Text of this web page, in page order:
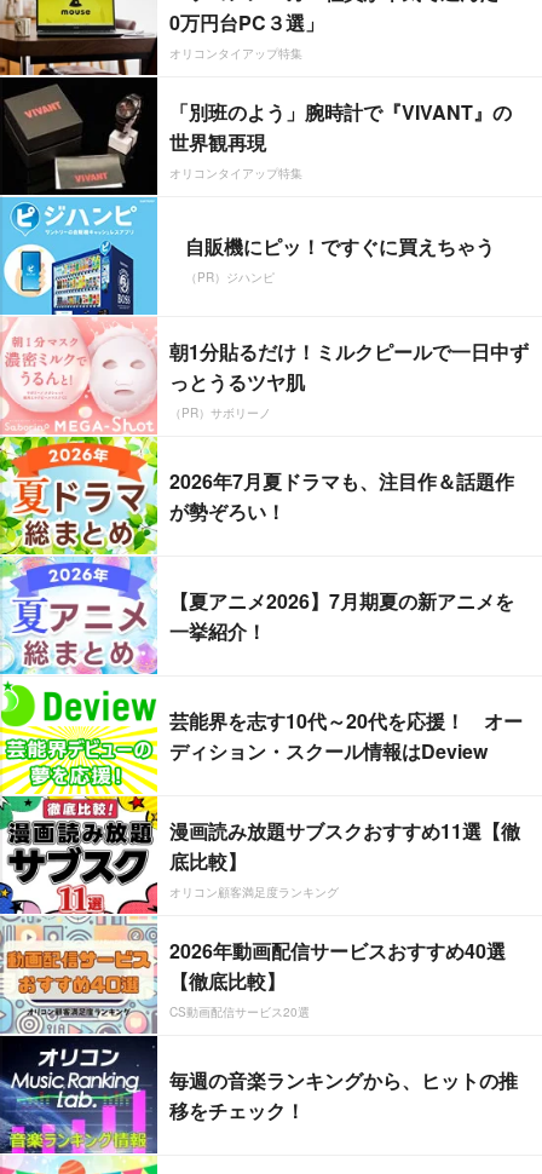
0万円台PC３選」
オリコンタイアップ特集
「別班のよう」腕時計で『VIVANT』の
世界観再現
オリコンタイアップ特集
自販機にピッ！ですぐに買えちゃう
（PR）ジハンピ
朝1分貼るだけ！ミルクピールで一日中ず
っとうるツヤ肌
（PR）サボリーノ
2026年7月夏ドラマも、注目作＆話題作
が勢ぞろい！
【夏アニメ2026】7月期夏の新アニメを
一挙紹介！
芸能界を志す10代～20代を応援！ オー
ディション・スクール情報はDeview
漫画読み放題サブスクおすすめ11選【徹
底比較】
オリコン顧客満足度ランキング
2026年動画配信サービスおすすめ40選
【徹底比較】
CS動画配信サービス20選
毎週の音楽ランキングから、ヒットの推
移をチェック！